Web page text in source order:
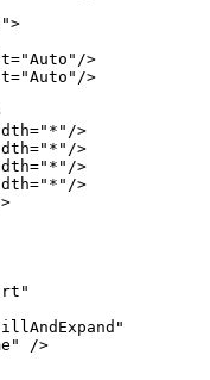
>
>
>
>
>
>
/>